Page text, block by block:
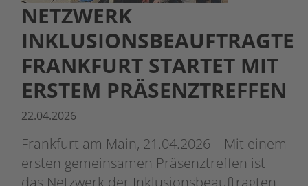
NETZWERK
INKLUSIONSBEAUFTRAGTE
FRANKFURT STARTET MIT
ERSTEM PRÄSENZTREFFEN
22.04.2026
Frankfurt am Main, 21.04.2026 – Mit einem
ersten gemeinsamen Präsenztreffen ist
das Netzwerk der Inklusionsbeauftragten